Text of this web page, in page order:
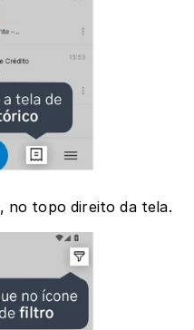
, no topo direito da tela.